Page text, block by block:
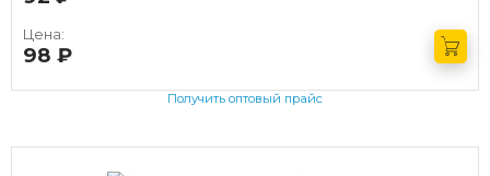
Цена:
98
Получить оптовый прайс